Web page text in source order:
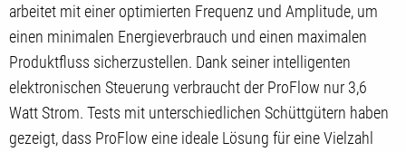
arbeitet mit einer optimierten Frequenz und Amplitude, um
einen minimalen Energieverbrauch und einen maximalen
Produktfluss sicherzustellen. Dank seiner intelligenten
elektronischen Steuerung verbraucht der ProFlow nur 3,6
Watt Strom. Tests mit unterschiedlichen Schüttgütern haben
gezeigt, dass ProFlow eine ideale Lösung für eine Vielzahl